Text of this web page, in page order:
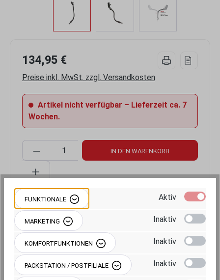
134,95 €
Preise inkl. MwSt. zzgl. Versandkosten
Artikel nicht verfügbar – Lieferzeit ca. 7
Wochen.
Produkt Anzahl: Gib den gewünschten
IN DEN WARENKORB
Produktnummer: RAM-B-114P-18-201U
FUNKTIONALE Aktiv
MARKETING Inaktiv
KOMFORTFUNKTIONEN Inaktiv
PACKSTATION / POSTFILIALE Inaktiv